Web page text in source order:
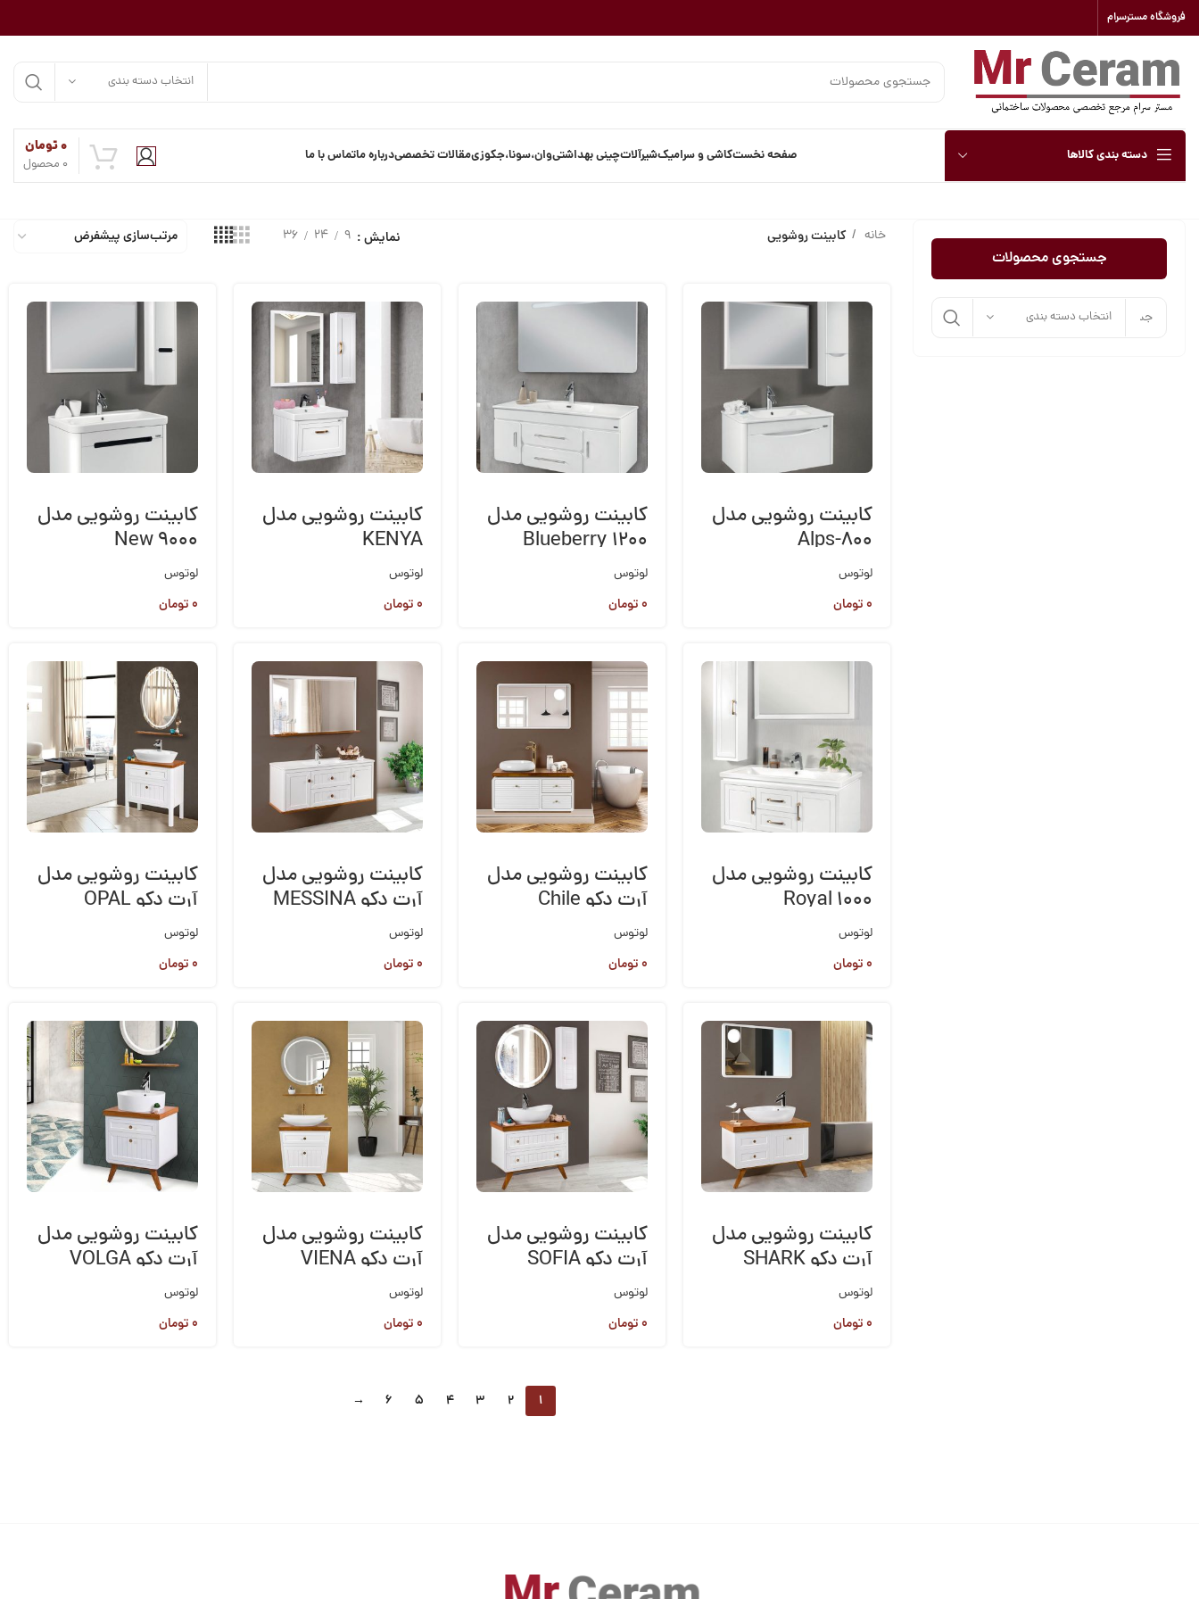
فروشگاه مسترسرام
انتخاب دسته بندی
دسته بندی کالاها صفحه نخستکاشی و سرامیکشیرآلاتچینی بهداشتیوان،سونا،جکوزیمقالات تخصصیدرباره ماتماس با ما 0 محصول
۰تومان
جستجوی محصولات
انتخاب دسته بندی
خانه کابینت روشویی نمایش 9
24
36
کابینت روشویی مدل
Alps-800
لوتوس
۰تومان
کابینت روشویی مدل
Blueberry 1200
لوتوس
۰تومان
کابینت روشویی مدل
KENYA
لوتوس
۰تومان
کابینت روشویی مدل
New 9000
لوتوس
۰تومان
کابینت روشویی مدل
Royal 1000
لوتوس
۰تومان
کابینت روشویی مدل
آرت دکو Chile
لوتوس
۰تومان
کابینت روشویی مدل
آرت دکو MESSINA
لوتوس
۰تومان
کابینت روشویی مدل
آرت دکو OPAL
لوتوس
۰تومان
کابینت روشویی مدل
آرت دکو SHARK
لوتوس
۰تومان
کابینت روشویی مدل
آرت دکو SOFIA
لوتوس
۰تومان
کابینت روشویی مدل
آرت دکو VIENA
لوتوس
۰تومان
کابینت روشویی مدل
آرت دکو VOLGA
لوتوس
۰تومان
1
2
3
4
5
6
→